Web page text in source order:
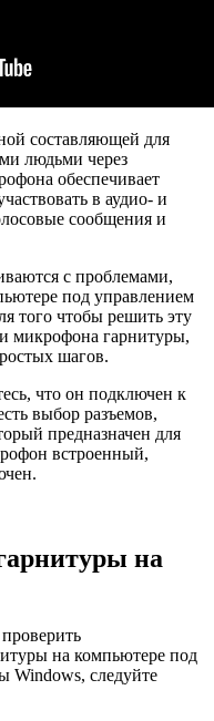
составляющей для
людьми через
обеспечивает
в аудио- и
сообщения и
с проблемами,
под управлением
того чтобы решить эту
микрофона гарнитуры,
шагов.
что он подключен к
выбор разъемов,
предназначен для
встроенный,
на
на компьютере под
Windows, следуйте